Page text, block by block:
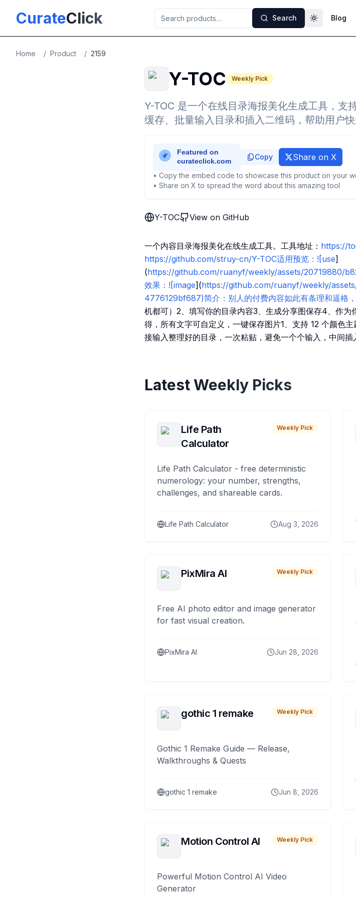
CurateClick Search ToggleBlog
Home / Product / 2159
Y-TOC Weekly Pick
Y-TOC 是一个在线目录海报美化生成工具，支
缓存、批量输入目录和插入二维码，帮助用户
Copy Share on X
• Copy the embed code to showcase this product on your
• Share on X to spread the word about this amazing tool
Y-TOC View on GitHub
一个内容目录海报美化在线生成工具。工具地址： https://
https://github.com/struy-cn/Y-TOC适用预览：![use]
(https://github.com/ruanyf/weekly/assets/20719880/
效果：![image](https://github.com/ruanyf/weekly/
4776129bf687)简介：别人的付费内容如此有条理和逼格
机都可）2、填写你的目录内容3、生成分享图保存4、作
得，所有文字可自定义，一键保存图片1、支持 12 个颜色
接输入整理好的目录，一次粘贴，避免一个个输入，中间
Latest Weekly Picks
Life Path
Calculator
Weekly Pick
Life Path Calculator - free deterministic
numerology: your number, strengths,
challenges, and shareable cards.
Life Path Calculator Aug 3, 2026
PixMira AI Weekly Pick
Free AI photo editor and image generator
for fast visual creation.
PixMira AI Jun 28, 2026
gothic 1 remake Weekly Pick
Gothic 1 Remake Guide — Release,
Walkthroughs & Quests
gothic 1 remake Jun 8, 2026
Motion Control AI Weekly Pick
Powerful Motion Control AI Video
Generator